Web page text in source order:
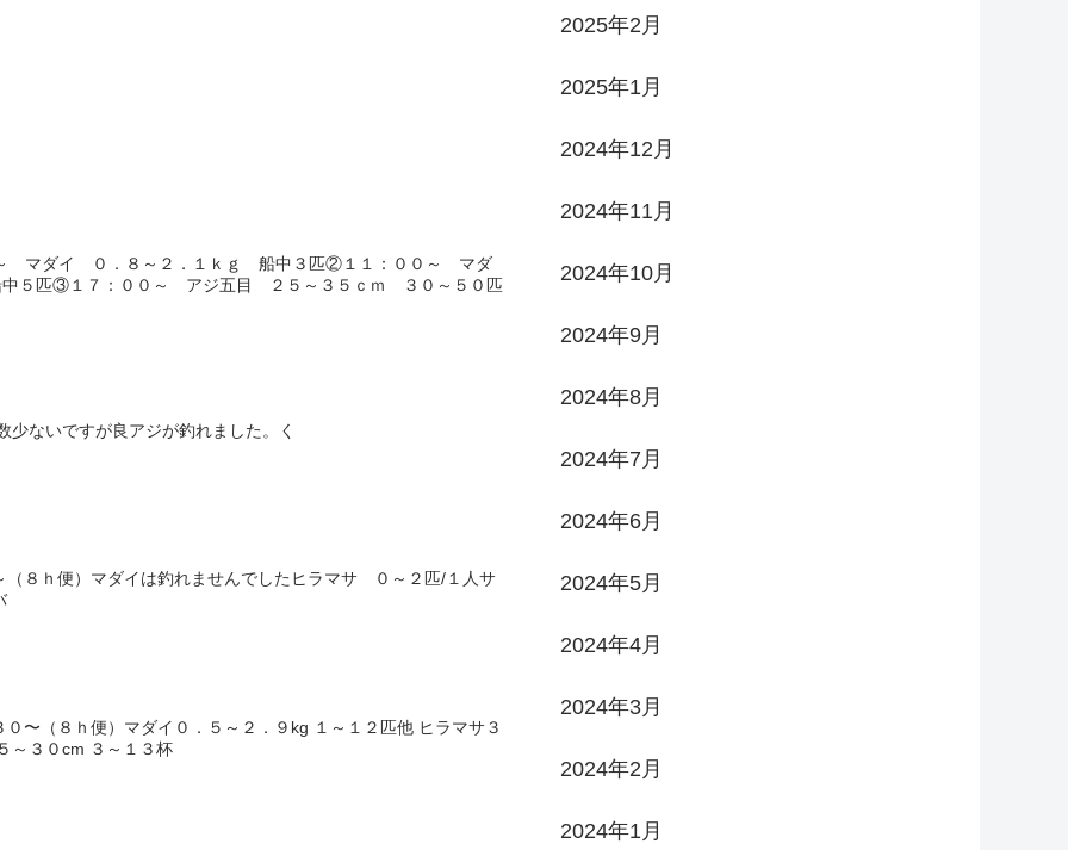
マダイ ０．８～２．１ｋｇ 船中３匹②１１：００～ マダ
５匹③１７：００～ アジ五目 ２５～３５ｃｍ ３０～５０匹
ないですが良アジが釣れました。く
（８ｈ便）マダイは釣れませんでしたヒラマサ ０～２匹/１人サ
〜（８ｈ便）マダイ０．５～２．９kg １～１２匹他 ヒラマサ３
～３０cm ３～１３杯
2025年2月
2025年1月
2024年12月
2024年11月
2024年10月
2024年9月
2024年8月
2024年7月
2024年6月
2024年5月
2024年4月
2024年3月
2024年2月
2024年1月